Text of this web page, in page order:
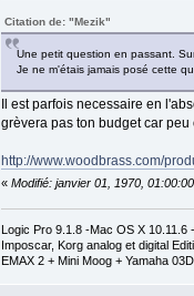
Citation de: "Mezik"
Une petit question en passant.
Je ne m'étais jamais posé cette
Il est parfois necessaire en
grèvera pas ton budget car
http://www.woodbrass.com/
« Modifié: janvier 01, 1970,
Logic Pro 9.1.8 -Mac OS X 10.11.6
Imposcar, Korg analog et digital
EMAX 2 + Mini Moog + Yamaha